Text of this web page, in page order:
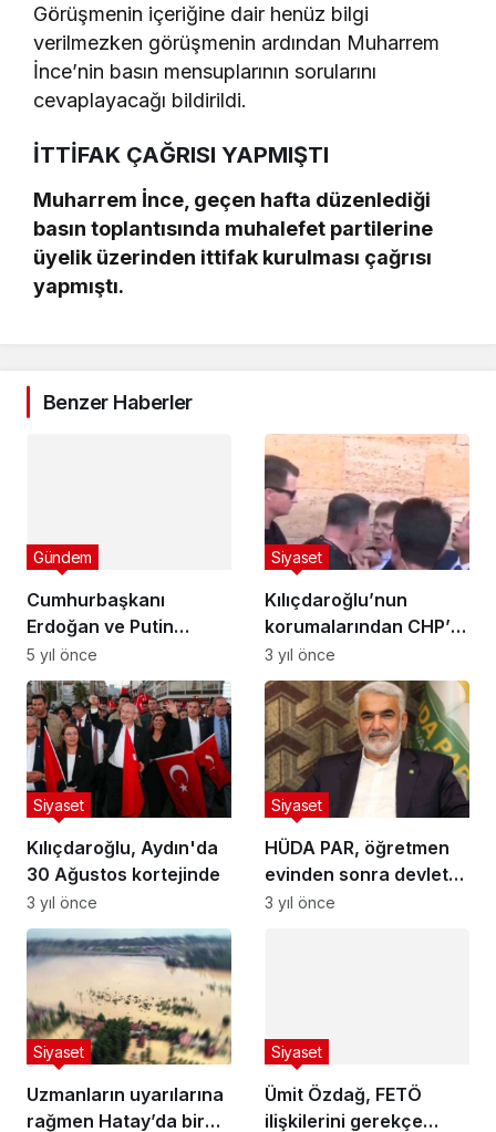
Görüşmenin içeriğine dair henüz bilgi
verilmezken görüşmenin ardından Muharrem
İnce’nin basın mensuplarının sorularını
cevaplayacağı bildirildi.
İTTİFAK ÇAĞRISI YAPMIŞTI
Muharrem İnce, geçen hafta düzenlediği
basın toplantısında muhalefet partilerine
üyelik üzerinden ittifak kurulması çağrısı
yapmıştı.
Benzer Haberler
5 yıl önce
Kılıçdaroğlu’nun
korumalarından CHP’li
Belediye Başkanı
Arslan’a müdahale
Siyaset
3 yıl önce
Kılıçdaroğlu, Aydın'da
30 Ağustos kortejinde
Siyaset
3 yıl önce
HÜDA PAR, öğretmen
evinden sonra devlet
okulunda kongre yaptı
Siyaset
3 yıl önce
Uzmanların uyarılarına
rağmen Hatay’da bir
Siyaset
Ümit Özdağ, FETÖ
ilişkilerini gerekçe
göstererek İYİ
Parti’den istifa etti
5 yıl önce